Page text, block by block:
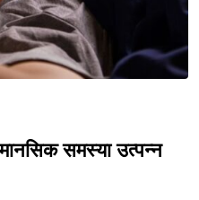
समस्या उत्पन्न